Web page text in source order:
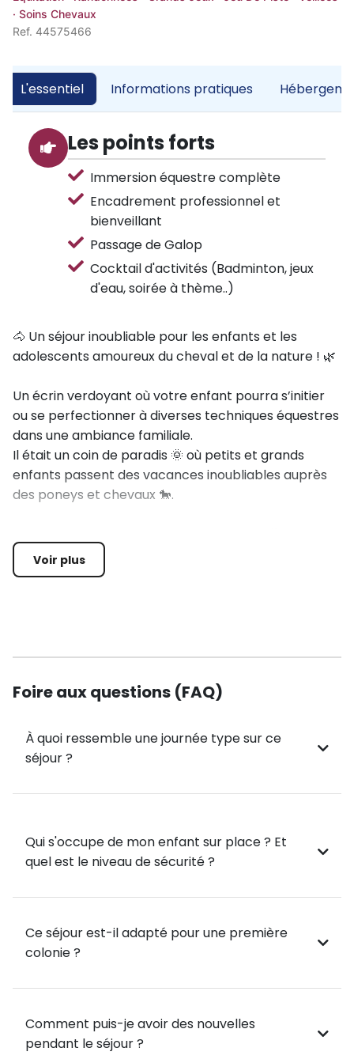
· Soins Chevaux
Ref. 44575466
L'essentiel Informations pratiques
Les points forts
Immersion équestre complète
Encadrement professionnel et
bienveillant
Passage de Galop
Cocktail d'activités (Badminton, jeux
d'eau, soirée à thème..)
🐴 Un séjour inoubliable pour les enfants et les
adolescents amoureux du cheval et de la nature ! 🌿
Un écrin verdoyant où votre enfant pourra s’initier
ou se perfectionner à diverses techniques équestres
dans une ambiance familiale.
Il était un coin de paradis 🌞 où petits et grands
enfants passent des vacances inoubliables auprès
des poneys et chevaux 🐎.
attend la petite famille des écuries du Bouscassé,
impatiente de faire partager son amour du cheval
passionnée, les enfants découvrent ou se
débutant au Galop 7.
🎯 Au programme du séjour :
Dressage, saut d’obstacle, cross, soins aux chevaux,
mais aussi voltige, balades, randonnées, tir à l’arc à
au niveau et aux souhaits de vos jeunes cavaliers en
herbe.
leurs acquis équestres.
météo, ils pourront également profiter :
• des jeux d'eau 💦 (ventre glisse...)
• du ping-pong 🏓
Voir plus
Foire aux questions (FAQ)
À quoi ressemble une journée type sur ce
séjour ?
Qui s'occupe de mon enfant sur place ? Et
quel est le niveau de sécurité ?
Ce séjour est-il adapté pour une première
colonie ?
Comment puis-je avoir des nouvelles
pendant le séjour ?